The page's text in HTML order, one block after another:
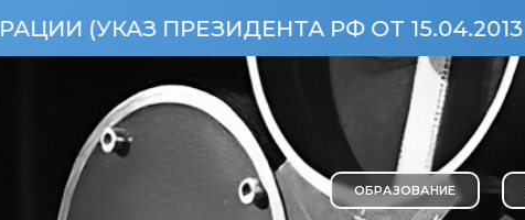
ПРЕЗИДЕНТА РФ ОТ 15.04.2013 №360)
ОБРАЗОВАНИЕ